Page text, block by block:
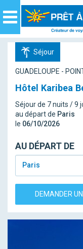
Navigation
Séjour
GUADELOUPE -
Hôtel Karibea
Séjour de 7 nuits / 9
au départ de Paris
le 06/10/2026
AU DÉPART DE
Paris
DEMANDER
Panneau de gestion des